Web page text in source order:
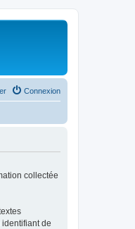
Connexion
collectée
de